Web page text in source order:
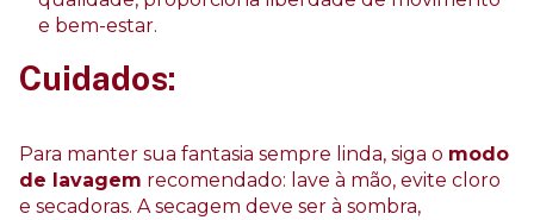
e bem-estar.
Cuidados:
Para manter sua fantasia sempre linda, siga o modo
de lavagem recomendado: lave à mão, evite cloro
e secadoras. A secagem deve ser à sombra,